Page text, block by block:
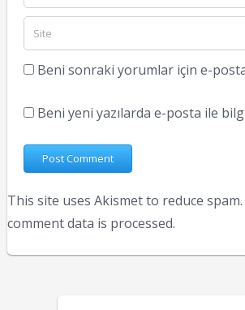
Beni sonraki yorumlar için e-
Beni yeni yazılarda e-posta ile
This site uses Akismet to reduce spam.
comment data is processed.